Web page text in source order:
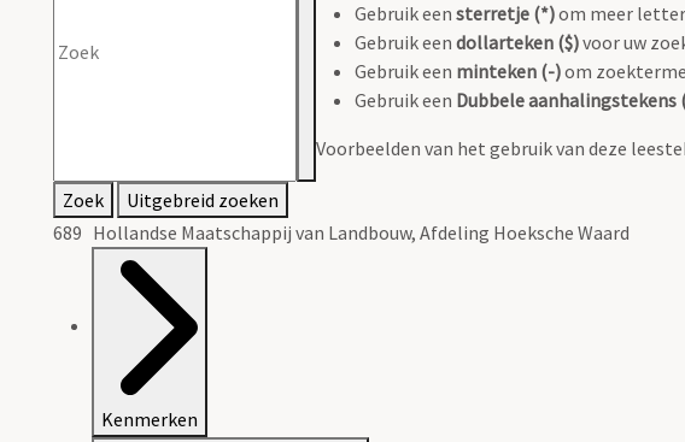
Gebruik een sterretje (*)om meer
Gebruik een dollarteken ($)voor uw
Gebruik een minteken (-)om
Gebruik een Dubbele aanhalingstekens
Voorbeelden van het gebruik van deze
Zoek
Uitgebreid zoeken
689 Hollandse Maatschappij van Landbouw, Afdeling Hoeksche Waard
Kenmerken